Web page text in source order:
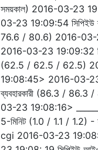
সময়কাল) 2016-03-23
03-23 ​​19:09:54 সিপিইউ
76.6 / 80.6) 2016-
2016-03-23 ​​19:09:32
(62.5 / 62.5 / 62.5)
19:08:45> 2016-03-23
ব্যবহারকারী (86.3 /
03-23 ​​19:08:16>
5-মিনিট (1.0 / 1.1 / 1.2) -
cgi 2016-03-23